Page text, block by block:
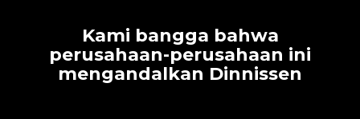
Kami bangga bahwa
perusahaan-perusahaan ini
mengandalkan Dinnissen